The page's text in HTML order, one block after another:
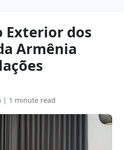
Exterior dos
Armênia
| 1 minute read